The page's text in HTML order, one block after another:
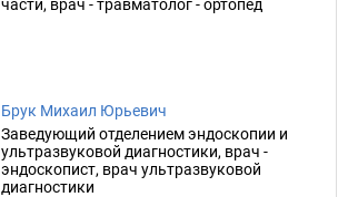
части, врач - травматолог - ортопед
Брук Михаил Юрьевич
Заведующий отделением эндоскопии и
ультразвуковой диагностики, врач -
эндоскопист, врач ультразвуковой
диагностики